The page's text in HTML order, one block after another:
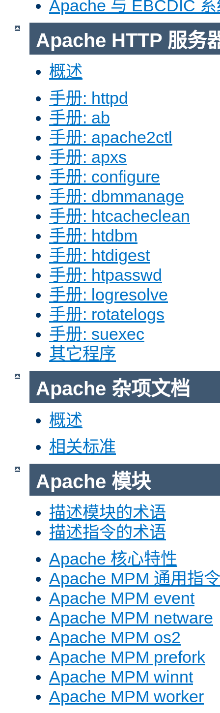
Apache 与 EBCDIC
Apache HTTP 服务
概述
手册: httpd
手册: ab
手册: apache2ctl
手册: apxs
手册: configure
手册: dbmmanage
手册: htcacheclean
手册: htdbm
手册: htdigest
手册: htpasswd
手册: logresolve
手册: rotatelogs
手册: suexec
其它程序
Apache 杂项文档
概述
相关标准
Apache 模块
描述模块的术语
描述指令的术语
Apache 核心特性
Apache MPM 通用指令
Apache MPM event
Apache MPM netware
Apache MPM os2
Apache MPM prefork
Apache MPM winnt
Apache MPM worker